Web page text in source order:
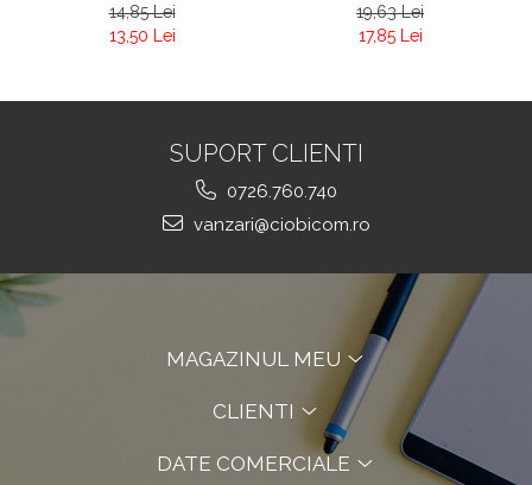
14,85 Lei
13,50 Lei
19,63 Lei
17,85 Lei
SUPORT CLIENTI
0726.760.740
vanzari@ciobicom.ro
MAGAZINUL MEU
CLIENTI
DATE COMERCIALE